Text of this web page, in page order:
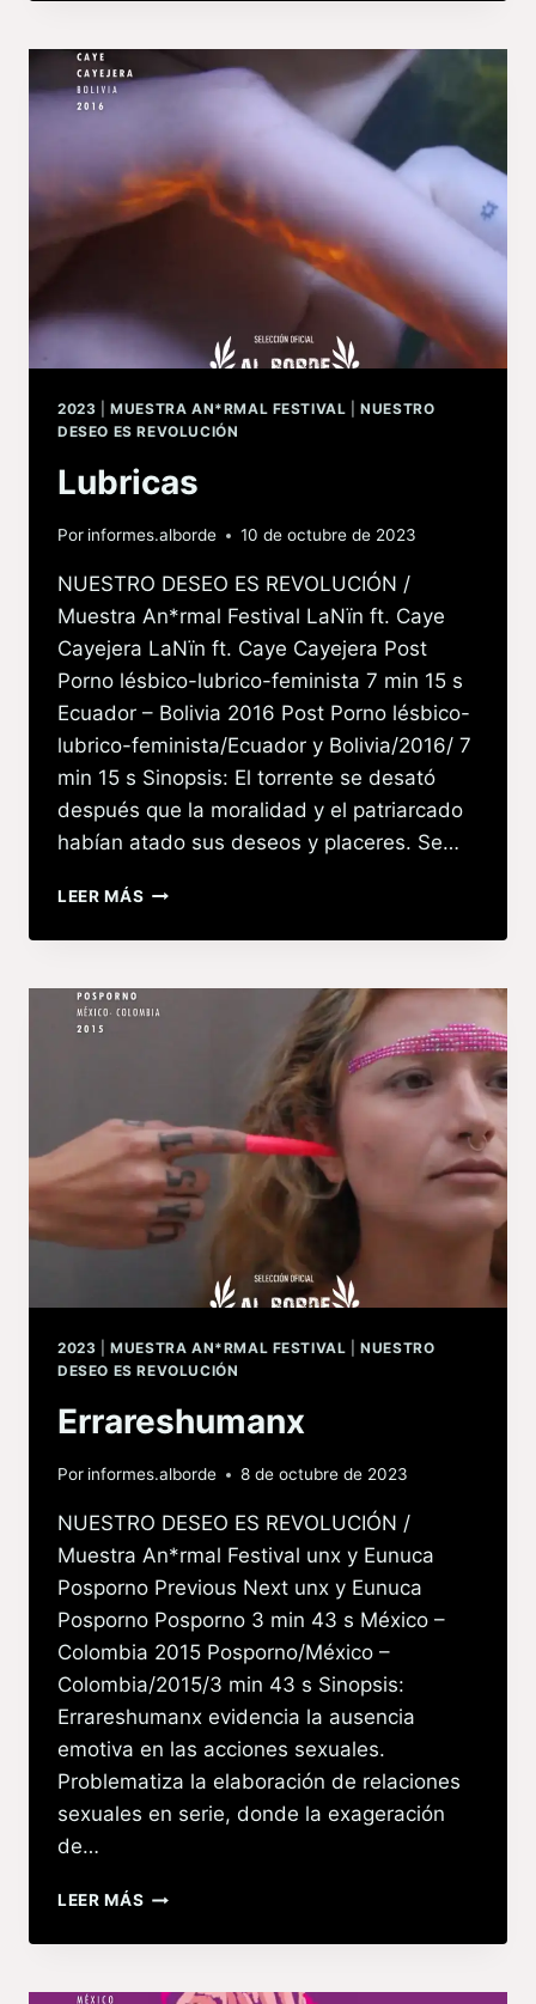
2023 |MUESTRA AN*RMAL FESTIVAL |NUESTRO
DESEO ES REVOLUCIÓN
Lubricas
Por informes.alborde 10 de octubre de 2023
NUESTRO DESEO ES REVOLUCIÓN /
Muestra An*rmal Festival LaNïn ft. Caye
Cayejera LaNïn ft. Caye Cayejera Post
Porno lésbico-lubrico-feminista 7 min 15 s
Ecuador – Bolivia 2016 Post Porno lésbico-
lubrico-feminista/Ecuador y Bolivia/2016/ 7
min 15 s Sinopsis: El torrente se desató
después que la moralidad y el patriarcado
habían atado sus deseos y placeres. Se…
LEER MÁS
2023 |MUESTRA AN*RMAL FESTIVAL |NUESTRO
DESEO ES REVOLUCIÓN
Errareshumanx
Por informes.alborde 8 de octubre de 2023
NUESTRO DESEO ES REVOLUCIÓN /
Muestra An*rmal Festival unx y Eunuca
Posporno Previous Next unx y Eunuca
Posporno Posporno 3 min 43 s México –
Colombia 2015 Posporno/México –
Colombia/2015/3 min 43 s Sinopsis:
Errareshumanx evidencia la ausencia
emotiva en las acciones sexuales.
Problematiza la elaboración de relaciones
sexuales en serie, donde la exageración
de…
LEER MÁS